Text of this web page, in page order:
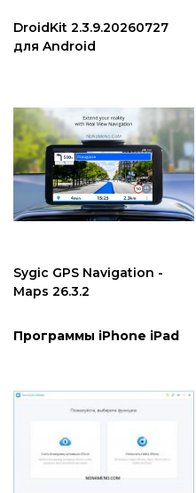
Безопасность
Другие ОС
Программы для Android
Программы iPhone iPad
Драйвера
DroidKit 2.3.9.20260727
для Android
Sygic GPS Navigation -
Maps 26.3.2
Программы iPhone iPad